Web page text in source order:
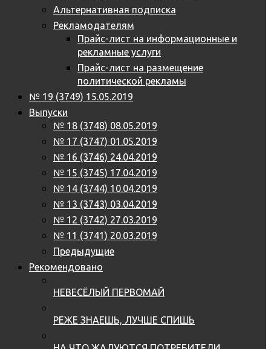
Альтернативная подписка
Рекламодателям
Прайс-лист на информационные и
рекламные услуги
Прайс-лист на размещение
политической рекламы
№ 19 (3749) 15.05.2019
Выпуски
№ 18 (3748) 08.05.2019
№ 17 (3747) 01.05.2019
№ 16 (3746) 24.04.2019
№ 15 (3745) 17.04.2019
№ 14 (3744) 10.04.2019
№ 13 (3743) 03.04.2019
№ 12 (3742) 27.03.2019
№ 11 (3741) 20.03.2019
Предыдущие
Рекомендовано
НЕВЕСЁЛЫЙ ПЕРВОМАЙ
РЕЖЕ ЗНАЕШЬ, ЛУЧШЕ СПИШЬ